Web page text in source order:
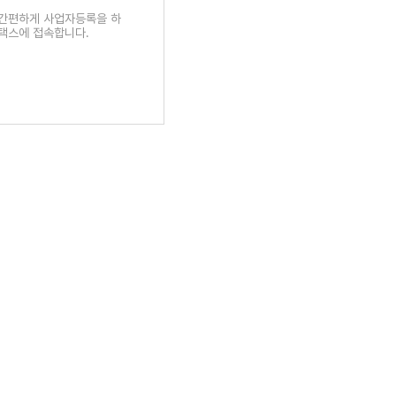
편하게 사업자등록을 하
스에 접속합니다.